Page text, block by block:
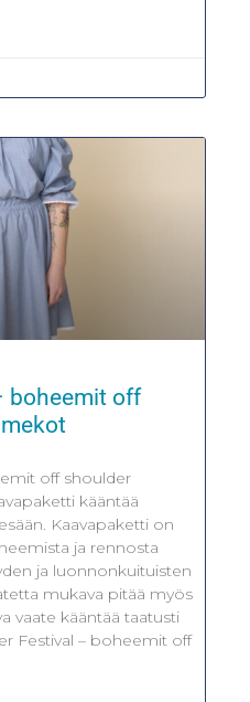
boheemit off
off shoulder
kääntää
Kaavapaketti on
ja rennosta
ja luonnonkuituisten
mukava pitää myös
vaate kääntää taatusti
Festival – boheemit off